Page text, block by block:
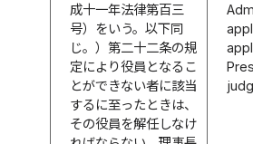
成十一年法律第百三
号）をいう。以下同
じ。）第二十二条の規
定により役員となるこ
とができない者に該当
するに至ったときは、
その役員を解任しなけ